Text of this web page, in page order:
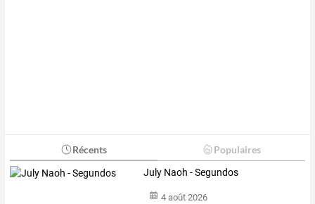
Récents Populaires
July Naoh - Segundos
4 août 2026